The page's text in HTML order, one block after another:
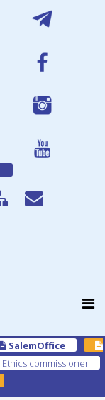
SalemOffice
Ethics commissioner